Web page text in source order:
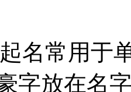
名常用于
字放在名